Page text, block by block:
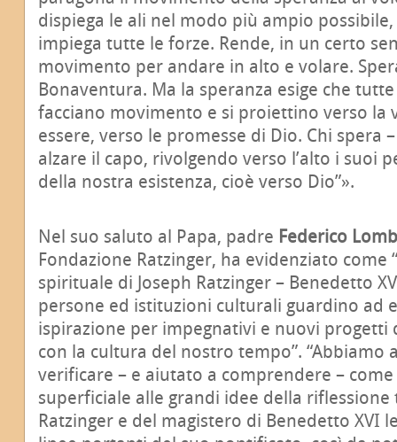
dispiega le ali nel modo più ampio
impiega tutte le forze. Rende, in un certo
movimento per andare in alto e volare.
Bonaventura. Ma la speranza esige che
facciano movimento e si proiettino verso la
essere, verso le promesse di Dio. Chi spera
alzare il capo, rivolgendo verso l’alto i suoi
della nostra esistenza, cioè verso Dio”».
Nel suo saluto al Papa, padre Federico
Fondazione Ratzinger, ha evidenziato come
spirituale di Joseph Ratzinger – Benedetto
persone ed istituzioni culturali guardino ad
ispirazione per impegnativi e nuovi progetti
con la cultura del nostro tempo”. “Abbiamo
verificare – e aiutato a comprendere –
superficiale alle grandi idee della riflessione
Ratzinger e del magistero di Benedetto XVI